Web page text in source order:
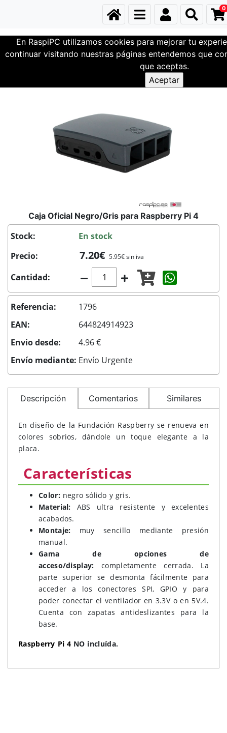
En RaspiPC utilizamos cookies para mejorar tu
continuar visitando nuestras páginas entendemos que
que aceptas.
0
Cajas Caja Raspberry Pi 4
Caja Oficial Negro/Gris para Raspberry Pi 4
Stock:
En stock
Precio:
7.20€ 5.95€ sin iva
Cantidad: Compartir
Referencia:
1796
EAN:
644824914923
Envio desde:
4.96 €
Envío mediante: Envío Urgente
Descripción Comentarios Similares
En diseño de la Fundación Raspberry se renueva en
colores sobrios, dándole un toque elegante a la
placa.
Características
Color: negro sólido y gris.
Material: ABS ultra resistente y excelentes
acabados.
Montaje: muy sencillo mediante presión
manual.
Gama de opciones de
acceso/display: completamente cerrada. La
parte superior se desmonta fácilmente para
acceder a los conectores SPI, GPIO y para
poder conectar el ventilador en 3.3V o en 5V.4.
Cuenta con zapatas antideslizantes para la
base.
Raspberry Pi 4 NO incluída.